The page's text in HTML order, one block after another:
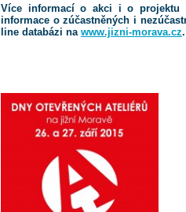
Více informací o akci i o projektu
informace o zúčastněných i
line databázi na www.jizni-morava.cz.